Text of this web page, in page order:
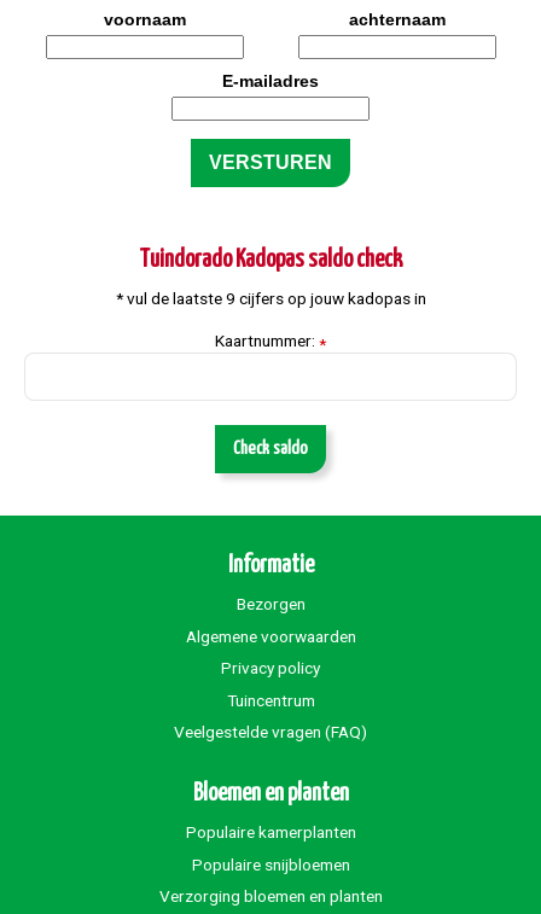
voornaam
achternaam
E-mailadres
Tuindorado Kadopas saldo check
* vul de laatste 9 cijfers op jouw kadopas in
Kaartnummer: *
Check saldo
Informatie
Bezorgen
Algemene voorwaarden
Privacy policy
Tuincentrum
Veelgestelde vragen (FAQ)
Bloemen en planten
Populaire kamerplanten
Populaire snijbloemen
Verzorging bloemen en planten